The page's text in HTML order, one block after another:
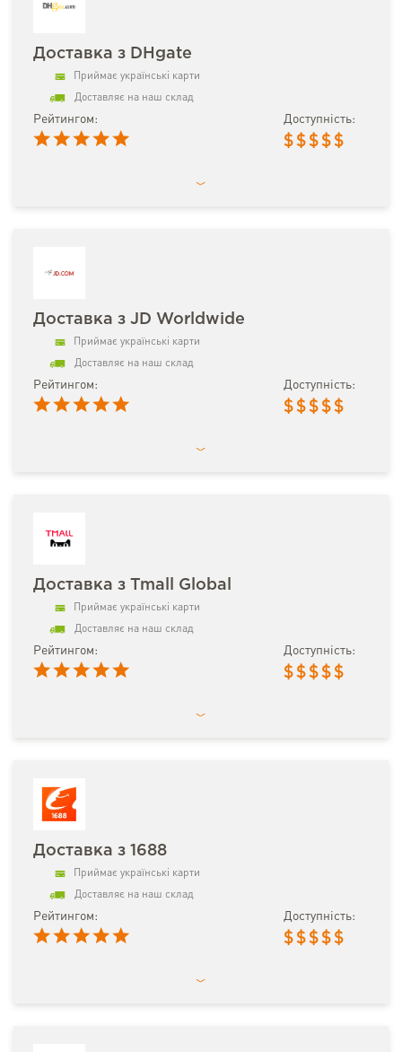
Доставка з DHgate
Приймає українські карти
Доставляє на наш склад
Рейтингом: Доступність:
$ $ $ $ $
Доставка з JD Worldwide
Приймає українські карти
Доставляє на наш склад
Рейтингом: Доступність:
$ $ $ $ $
Доставка з Tmall Global
Приймає українські карти
Доставляє на наш склад
Рейтингом: Доступність:
$ $ $ $ $
Доставка з 1688
Приймає українські карти
Доставляє на наш склад
Рейтингом: Доступність:
$ $ $ $ $